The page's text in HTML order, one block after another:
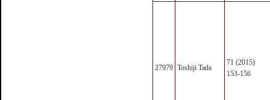
27979 Toshiji Tada
71 (2015)
153-156